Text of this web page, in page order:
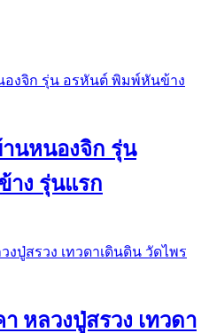
นหนองจิก รุ่น
ง รุ่นแรก
หลวงปู่สรวง เทวดา